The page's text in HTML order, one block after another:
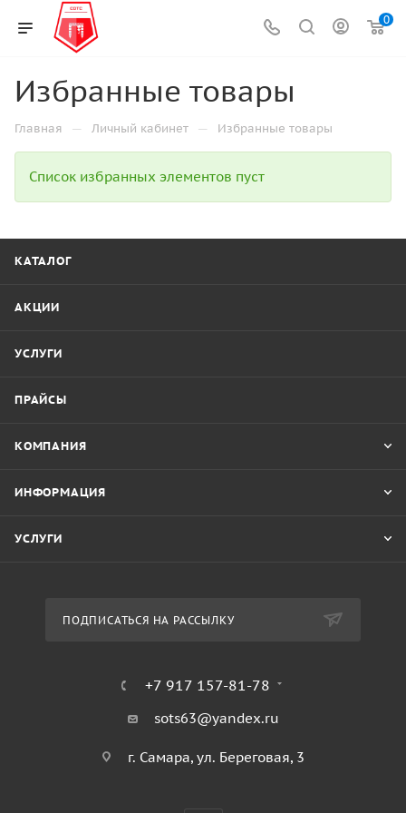
0
Избранные товары
Главная — Личный кабинет — Избранные товары
Список избранных элементов пуст
КАТАЛОГ
АКЦИИ
УСЛУГИ
ПРАЙСЫ
КОМПАНИЯ
ИНФОРМАЦИЯ
УСЛУГИ
ПОДПИСАТЬСЯ НА РАССЫЛКУ
+7 917 157-81-78
sots63@yandex.ru
г. Самара, ул. Береговая, 3